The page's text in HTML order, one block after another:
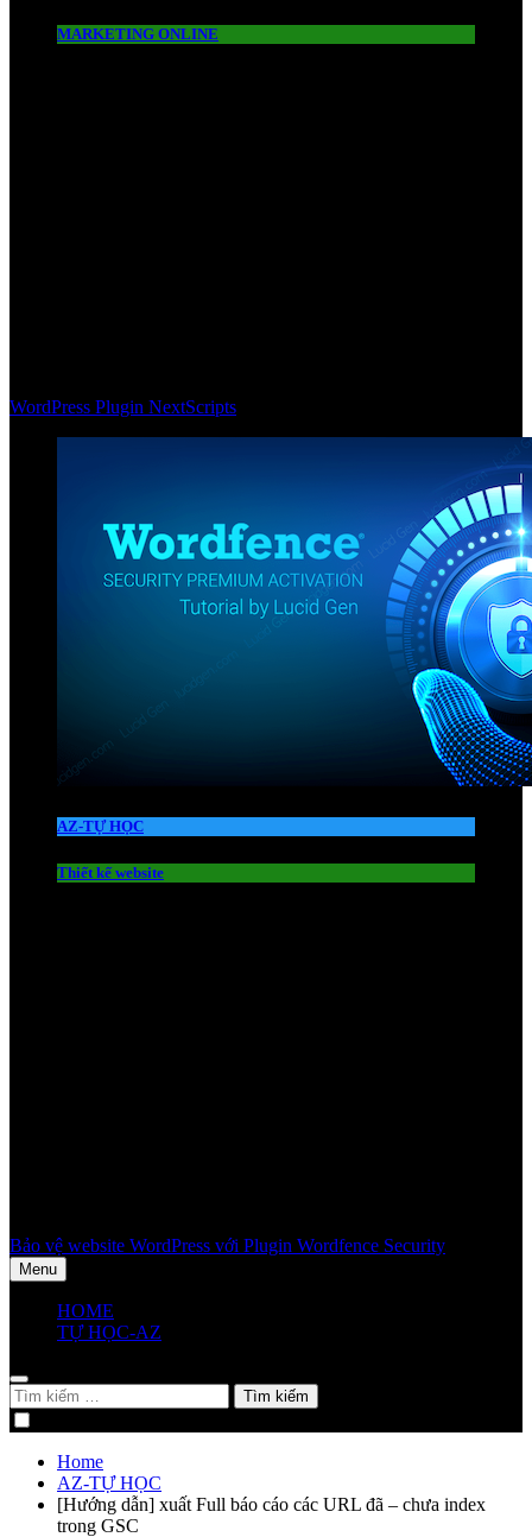
MARKETING ONLINE
WordPress Plugin NextScripts
AZ-TỰ HỌC
Thiết kế website
Bảo vệ website WordPress với Plugin Wordfence Security
Menu
HOME
TỰ HỌC-AZ
Tìm
kiếm
cho:
Home
AZ-TỰ HỌC
[Hướng dẫn] xuất Full báo cáo các URL đã – chưa index
trong GSC